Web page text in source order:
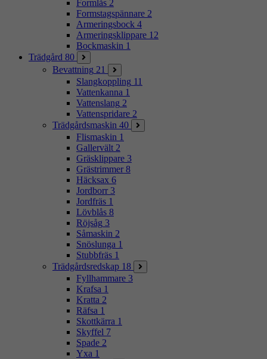
Formlås 2
Formstagspännare 2
Armeringsbock 4
Armeringsklippare 12
Bockmaskin 1
Trädgård 80
Bevattning 21
Slangkoppling 11
Vattenkanna 1
Vattenslang 2
Vattenspridare 2
Trädgårdsmaskin 40
Flismaskin 1
Gallervält 2
Gräsklippare 3
Grästrimmer 8
Häcksax 6
Jordborr 3
Jordfräs 1
Lövblås 8
Röjsåg 3
Såmaskin 2
Snöslunga 1
Stubbfräs 1
Trädgårdsredskap 18
Fyllhammare 3
Krafsa 1
Kratta 2
Räfsa 1
Skottkärra 1
Skyffel 7
Spade 2
Yxa 1